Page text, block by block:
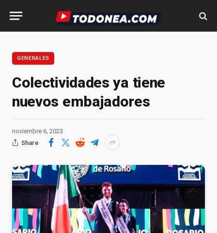
GENERALES
Colectividades ya tiene
nuevos embajadores
noviembre 6, 2023
Share